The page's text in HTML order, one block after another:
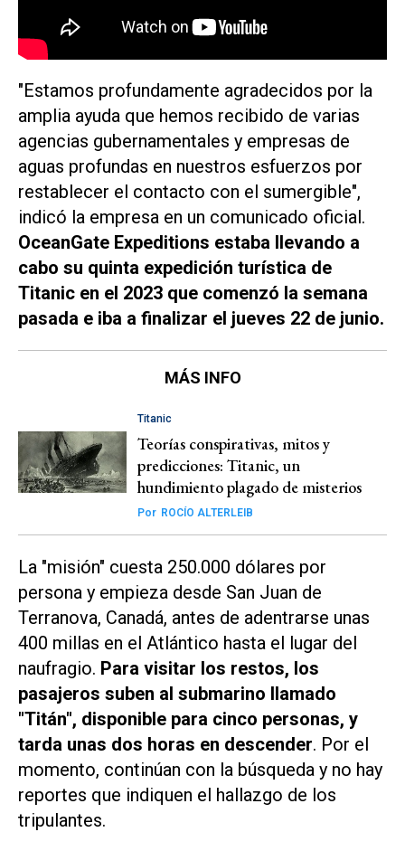
"Estamos profundamente agradecidos por la
amplia ayuda que hemos recibido de varias
agencias gubernamentales y empresas de
aguas profundas en nuestros esfuerzos por
restablecer el contacto con el sumergible",
indicó la empresa en un comunicado oficial.
OceanGate Expeditions estaba llevando a
cabo su quinta expedición turística de
Titanic en el 2023 que comenzó la semana
pasada e iba a finalizar el jueves 22 de junio.
MÁS INFO
Titanic
Teorías conspirativas, mitos y
predicciones: Titanic, un
hundimiento plagado de misterios
Por ROCÍO ALTERLEIB
La "misión" cuesta 250.000 dólares por
persona y empieza desde San Juan de
Terranova, Canadá, antes de adentrarse unas
400 millas en el Atlántico hasta el lugar del
naufragio. Para visitar los restos, los
pasajeros suben al submarino llamado
"Titán", disponible para cinco personas, y
tarda unas dos horas en descender. Por el
momento, continúan con la búsqueda y no hay
reportes que indiquen el hallazgo de los
tripulantes.